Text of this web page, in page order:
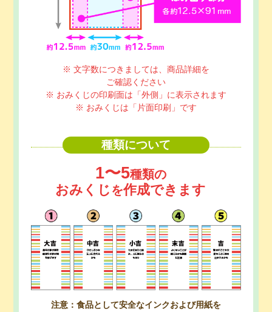
※ 文字数につきましては、商品詳細を
ご確認ください
※ おみくじの印刷面は「外側」に表示されます
※ おみくじは「片面印刷」です
種類について
1〜5種類の
おみくじ を作成できます
注意：食品として安全なインクおよび用紙を